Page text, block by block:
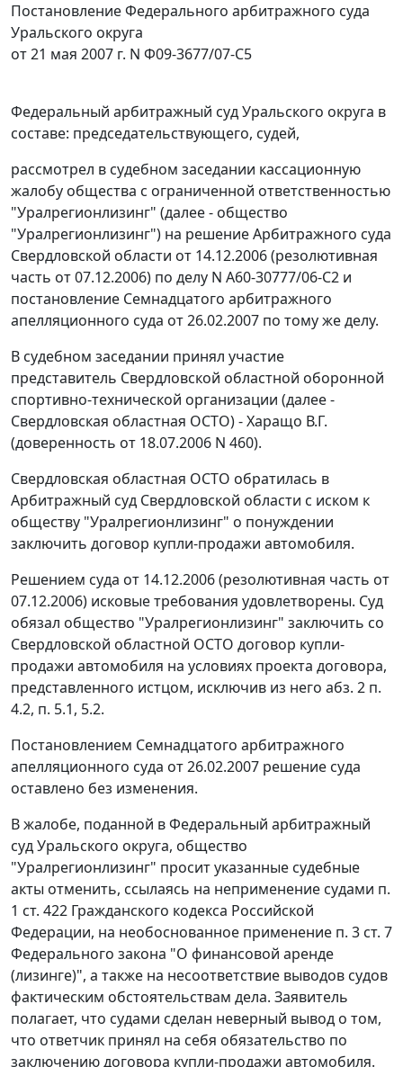
Постановление Федерального арбитражного суда
Уральского округа
от 21 мая 2007 г. N Ф09-3677/07-С5
Федеральный арбитражный суд Уральского округа в
составе: председательствующего, судей,
рассмотрел в судебном заседании кассационную
жалобу общества с ограниченной ответственностью
"Уралрегионлизинг" (далее - общество
"Уралрегионлизинг") на решение Арбитражного суда
Свердловской области от 14.12.2006 (резолютивная
часть от 07.12.2006) по делу N А60-30777/06-С2 и
постановление Семнадцатого арбитражного
апелляционного суда от 26.02.2007 по тому же делу.
В судебном заседании принял участие
представитель Свердловской областной оборонной
спортивно-технической организации (далее -
Свердловская областная ОСТО) - Харащо В.Г.
(доверенность от 18.07.2006 N 460).
Свердловская областная ОСТО обратилась в
Арбитражный суд Свердловской области с иском к
обществу "Уралрегионлизинг" о понуждении
заключить договор купли-продажи автомобиля.
Решением суда от 14.12.2006 (резолютивная часть от
07.12.2006) исковые требования удовлетворены. Суд
обязал общество "Уралрегионлизинг" заключить со
Свердловской областной ОСТО договор купли-
продажи автомобиля на условиях проекта договора,
представленного истцом, исключив из него абз. 2 п.
4.2, п. 5.1, 5.2.
Постановлением Семнадцатого арбитражного
апелляционного суда от 26.02.2007 решение суда
оставлено без изменения.
В жалобе, поданной в Федеральный арбитражный
суд Уральского округа, общество
"Уралрегионлизинг" просит указанные судебные
акты отменить, ссылаясь на неприменение судами п.
1 ст. 422 Гражданского кодекса Российской
Федерации, на необоснованное применение п. 3 ст. 7
Федерального закона "О финансовой аренде
(лизинге)", а также на несоответствие выводов судов
фактическим обстоятельствам дела. Заявитель
полагает, что судами сделан неверный вывод о том,
что ответчик принял на себя обязательство по
заключению договора купли-продажи автомобиля.